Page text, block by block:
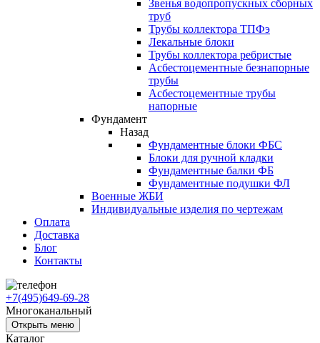
Звенья водопропускных сборных
труб
Трубы коллектора ТПФэ
Лекальные блоки
Трубы коллектора ребристые
Асбестоцементные безнапорные
трубы
Асбестоцементные трубы
напорные
Фундамент
Назад
Фундаментные блоки ФБС
Блоки для ручной кладки
Фундаментные балки ФБ
Фундаментные подушки ФЛ
Военные ЖБИ
Индивидуальные изделия по чертежам
Оплата
Доставка
Блог
Контакты
+7(495)649-69-28
Многоканальный
Открыть меню
Каталог